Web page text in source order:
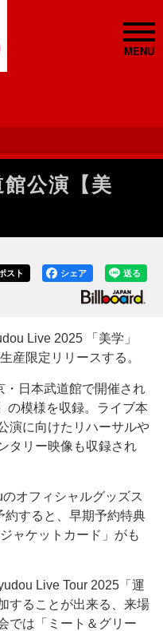
MENU
公演【美
送る
シェア
スト
Live 2025 「美学」
産限定リリースする。
日本武道館で開催され
の模様を収録。ライブ本
演に向けたリハーサルや
タリー映像も収録され
オフィシャルグッズス
約すると、早期予約特典
ャケットカード」がも
Live Tour 2025「運
することが出来る、来場
では「ミート＆グリー